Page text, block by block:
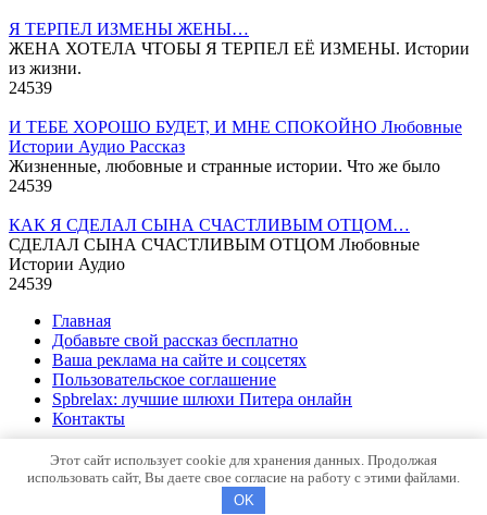
Я ТЕРПЕЛ ИЗМЕНЫ ЖЕНЫ…
ЖЕНА ХОТЕЛА ЧТОБЫ Я ТЕРПЕЛ ЕЁ ИЗМЕНЫ. Истории
из жизни.
24539
И ТЕБЕ ХОРОШО БУДЕТ, И МНЕ СПОКОЙНО Любовные
Истории Аудио Рассказ
Жизненные, любовные и странные истории. Что же было
24539
КАК Я СДЕЛАЛ СЫНА СЧАСТЛИВЫМ ОТЦОМ…
СДЕЛАЛ СЫНА СЧАСТЛИВЫМ ОТЦОМ Любовные
Истории Аудио
24539
Главная
Добавьте свой рассказ бесплатно
Ваша реклама на сайте и соцсетях
Пользовательское соглашение
Spbrelax: лучшие шлюхи Питера онлайн
Контакты
© 2013-2026 Эротические рассказы и видео
Этот сайт использует cookie для хранения данных. Продолжая
использовать сайт, Вы даете свое согласие на работу с этими файлами.
OK